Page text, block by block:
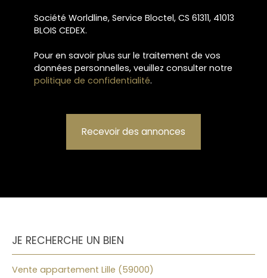
Société Worldline, Service Bloctel, CS 61311, 41013
BLOIS CEDEX.
Pour en savoir plus sur le traitement de vos
données personnelles, veuillez consulter notre
politique de confidentialité.
Recevoir des annonces
JE RECHERCHE UN BIEN
Vente appartement Lille (59000)